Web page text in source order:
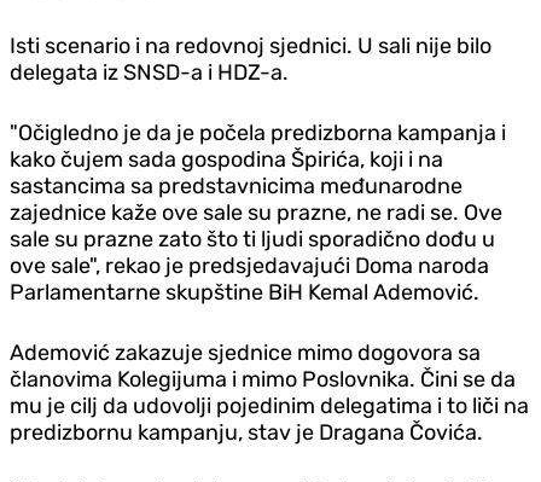
Isti scenario i na redovnoj sjednici. U sali nije bilo
delegata iz SNSD-a i HDZ-a.
"Očigledno je da je počela predizborna kampanja i
kako čujem sada gospodina Špirića, koji i na
sastancima sa predstavnicima međunarodne
zajednice kaže ove sale su prazne, ne radi se. Ove
sale su prazne zato što ti ljudi sporadično dođu u
ove sale", rekao je predsjedavajući Doma naroda
Parlamentarne skupštine BiH Kemal Ademović.
Ademović zakazuje sjednice mimo dogovora sa
članovima Kolegijuma i mimo Poslovnika. Čini se da
mu je cilj da udovolji pojedinim delegatima i to liči na
predizbornu kampanju, stav je Dragana Čovića.